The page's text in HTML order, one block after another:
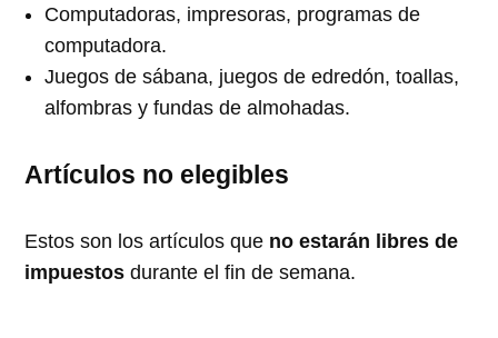
Computadoras, impresoras, programas de
computadora.
Juegos de sábana, juegos de edredón, toallas,
alfombras y fundas de almohadas.
Artículos no elegibles
Estos son los artículos que no estarán libres de
impuestos durante el fin de semana.